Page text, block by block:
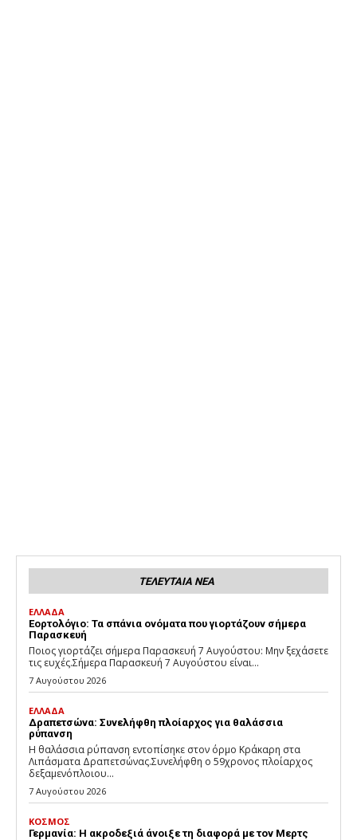
ΤΕΛΕΥΤΑΙΑ ΝΕΑ
ΕΛΛΑΔΑ
Εορτολόγιο: Τα σπάνια ονόματα που γιορτάζουν σήμερα
Παρασκευή
Ποιος γιορτάζει σήμερα Παρασκευή 7 Αυγούστου: Μην ξεχάσετε
τις ευχές.Σήμερα Παρασκευή 7 Αυγούστου είναι...
7 Αυγούστου 2026
ΕΛΛΑΔΑ
Δραπετσώνα: Συνελήφθη πλοίαρχος για θαλάσσια
ρύπανση
Η θαλάσσια ρύπανση εντοπίσηκε στον όρμο Κράκαρη στα
Λιπάσματα Δραπετσώνας.Συνελήφθη ο 59χρονος πλοίαρχος
δεξαμενόπλοιου...
7 Αυγούστου 2026
ΚΟΣΜΟΣ
Γερμανία: Η ακροδεξιά άνοιξε τη διαφορά με τον Μερτς